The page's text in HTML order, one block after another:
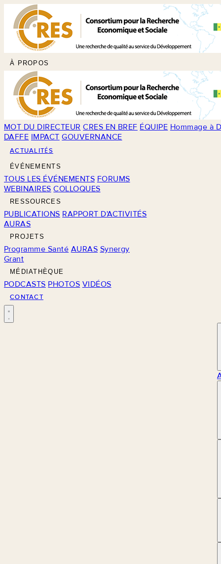
À PROPOS
MOT DU DIRECTEUR CRES EN BREF ÉQUIPE Hommage à
DAFFE IMPACT GOUVERNANCE
ACTUALITÉS
ÉVÉNEMENTS
TOUS LES ÉVÉNEMENTS FORUMS
WEBINAIRES COLLOQUES
RESSOURCES
PUBLICATIONS RAPPORT D'ACTIVITÉS
AURAS
PROJETS
Programme Santé AURAS Synergy
Grant
MÉDIATHÈQUE
PODCASTS PHOTOS VIDÉOS
CONTACT